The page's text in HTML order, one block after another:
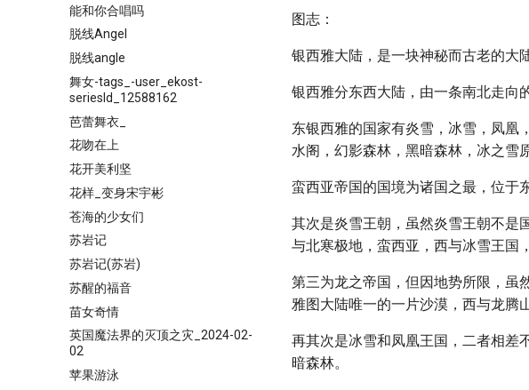
能和你合唱吗
脱线Angel
脱线angle
舞女-tags_-user_ekost-
seriesId_12588162
芭蕾舞衣_
花吻在上
花开美利坚
花样_变身宋宇彬
苍海的少女们
苏岩记
苏岩记(苏岩)
苏醒的福音
苗女奇情
英国魔法界的灭顶之灾_2024-02-
02
苹果游泳
图志：
银西雅大陆，是一块神秘而古老的大
银西雅分东西大陆，由一条南北走向
东银西雅的国家有炎雪，冰雪，凤凰
水阁，幻影森林，黑暗森林，冰之雪
蛮西亚帝国的国境为诸国之最，位于
其次是炎雪王朝，虽然炎雪王朝不是
与北寒极地，蛮西亚，西与冰雪王国
第三为龙之帝国，但因地势所限，虽
雅图大陆唯一的一片沙漠，西与龙腾
再其次是冰雪和凤凰王国，二者相差
暗森林。